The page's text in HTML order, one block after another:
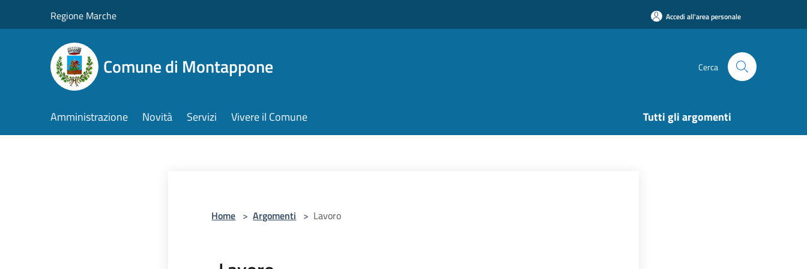
Regione Marche Accedi all'area personale
Comune di Montappone Cerca
Amministrazione Novità Servizi Vivere il Comune Tutti gli argomenti
Home > Argomenti > Lavoro